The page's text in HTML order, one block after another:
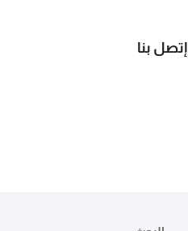
إتصل بنا